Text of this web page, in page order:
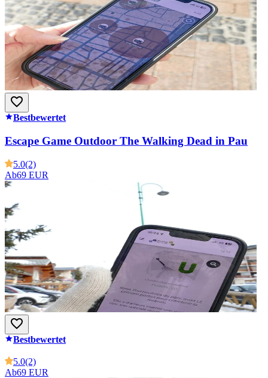
Bestbewertet
Escape Game Outdoor The Walking Dead in Pau
5.0(2)
Ab69 EUR
Bestbewertet
5.0(2)
Ab69 EUR